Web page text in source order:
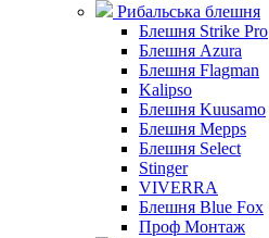
Рибальська блешня
Блешня Strike Pro
Блешня Azura
Блешня Flagman
Kalipso
Блешня Kuusamo
Блешня Mepps
Блешня Select
Stinger
VIVERRA
Блешня Blue Fox
Проф Монтаж